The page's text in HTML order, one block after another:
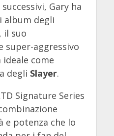
Gary ha
degli
il suo
super-aggressivo
ideale come
degli Slayer.
Signature Series
e potenza che lo